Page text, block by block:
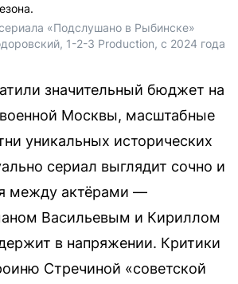
«Подслушано в Рыбинске»
1-2-3 Production, с 2024 года
значительный бюджет на
Москвы, масштабные
уникальных исторических
сериал выглядит сочно и
между актёрами —
Васильевым и Кириллом
в напряжении. Критики
Стречиной «советской